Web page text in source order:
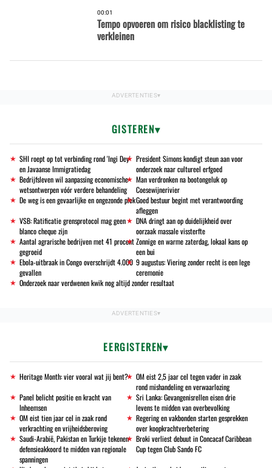
00:01
Tempo opvoeren om risico blacklisting te
verkleinen
GISTEREN
SHI roept op tot verbinding rond 'Ingi Dey'
en Javaanse Immigratiedag
President Simons kondigt steun aan voor
onderzoek naar cultureel erfgoed
Bedrijfsleven wil aanpassing economische
wetsontwerpen vóór verdere behandeling
Man verdronken na bootongeluk op
Coesewijnerivier
De weg is een gevaarlijke en ongezonde plekGoed bestuur begint met verantwoording
afleggen
VSB: Ratificatie grensprotocol mag geen
blanco cheque zijn
DNA dringt aan op duidelijkheid over
oorzaak massale vissterfte
Aantal agrarische bedrijven met 41 procent
gegroeid
Zonnige en warme zaterdag, lokaal kans op
een bui
Ebola-uitbraak in Congo overschrijdt 4.000
gevallen
9 augustus: Viering zonder recht is een lege
ceremonie
Onderzoek naar verdwenen kwik nog altijd zonder resultaat
EERGISTEREN
Heritage Month: vier vooral wat jij bent?
OM eist 2,5 jaar cel tegen vader in zaak
rond mishandeling en verwaarlozing
Panel belicht positie en kracht van
Inheemsen
Sri Lanka: Gevangenisrellen eisen drie
levens te midden van overbevolking
OM eist tien jaar cel in zaak rond
verkrachting en vrijheidsberoving
Regering en vakbonden starten gesprekken
over koopkrachtverbetering
Saudi-Arabië, Pakistan en Turkije tekenen
defensieakkoord te midden van regionale
spanningen
Broki verliest debuut in Concacaf Caribbean
Cup tegen Club Sando FC